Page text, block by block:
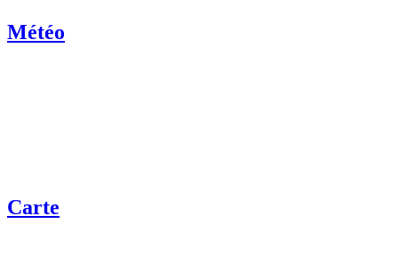
Météo
Carte